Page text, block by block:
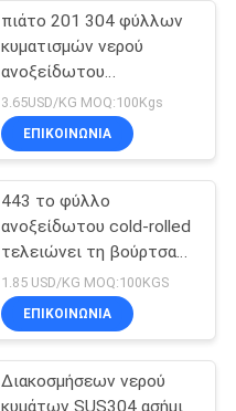
πιάτο 201 304 φύλλων
κυματισμών νερού
ανοξείδωτου
1220x2440mm 0.8mm
3.65USD/KG MOQ:100Kgs
ΕΠΙΚΟΙΝΩΝΙΑ
443 το φύλλο
ανοξείδωτου cold-rolled
τελειώνει τη βούρτσα
SUS443 τελειώνει το
φύλλο Inox
1.85 USD/KG MOQ:100KGS
ΕΠΙΚΟΙΝΩΝΙΑ
Διακοσμήσεων νερού
κυμάτων SUS304 ασήμι